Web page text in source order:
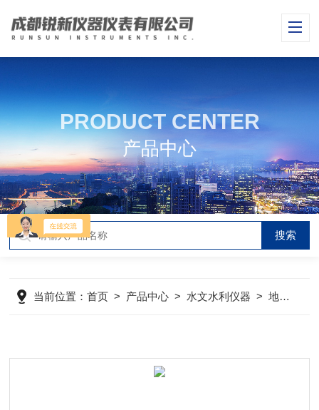
PRODUCT CENTER
产品中心
当前位置：首页 > 产品中心 > 水文水利仪器 >地下水监测系统